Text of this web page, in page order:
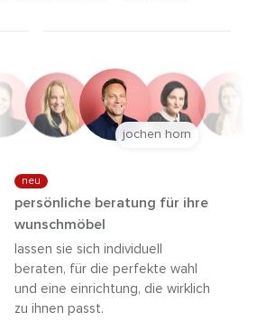
neu
persönliche beratung für ihre
wunschmöbel
lassen sie sich individuell
beraten, für die perfekte wahl
und eine einrichtung, die wirklich
zu ihnen passt.
jochen horn